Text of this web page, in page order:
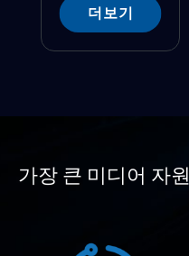
더보기
가장 큰 미디어 자원